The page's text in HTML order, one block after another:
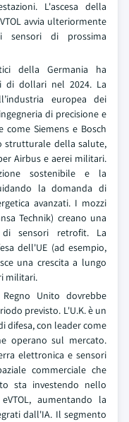
L'ascesa della
avvia ulteriormente
sensori di prossima
della Germania ha
di dollari nel 2024. La
europea dei
di precisione e
Siemens e Bosch
strutturale della salute,
Airbus e aerei militari.
sostenibile e la
la domanda di
avanzati. I mozzi
Technik) creano una
di sensori retrofit. La
dell'UE (ad esempio,
una crescita a lungo
militari.
Unito dovrebbe
previsto. L'U.K. è un
difesa, con leader come
operano sul mercato.
elettronica e sensori
commerciale che
sta investendo nello
aumentando la
dall'IA. Il segmento